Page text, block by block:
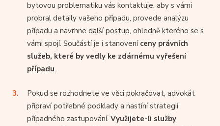
bytovou problematiku vás kontaktuje, aby s vámi
probral detaily vašeho případu, provede analýzu
případu a navrhne další postup, ohledně kterého se s
vámi spojí. Součástí je i stanovení ceny právních
služeb, které by vedly ke zdárnému vyřešení
případu.
Pokud se rozhodnete ve věci pokračovat, advokát
připraví potřebné podklady a nastíní strategii
případného zastupování. Využijete-li služby